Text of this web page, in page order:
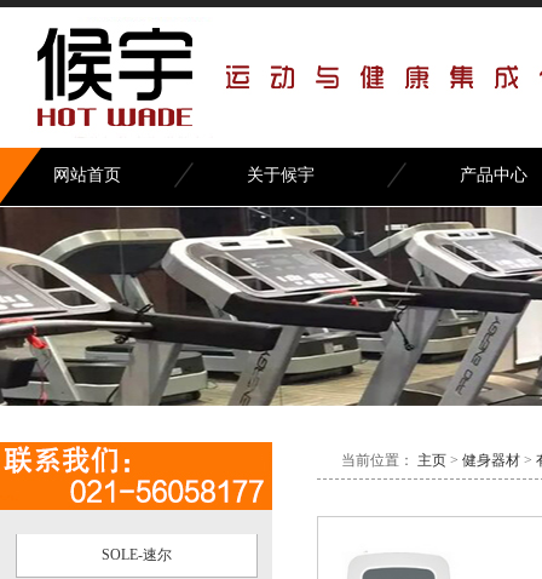
网站首页 关于候宇 产品中心
SOLE-速尔
椭圆机
跑步机
当前位置： 主页 > 健身器材 >